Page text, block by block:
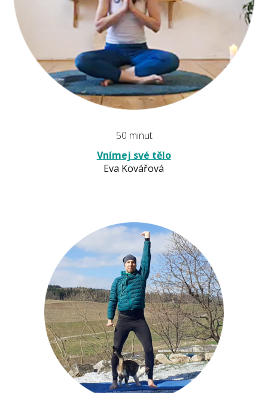
50 minut
Vnímej své tělo
Eva Kovářová